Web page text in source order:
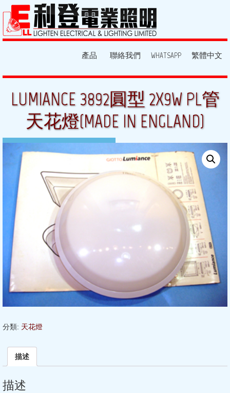
產品 聯絡我們 WHATSAPP 繁體中文
LUMIANCE 3892圓型 2X9W PL管
天花燈(MADE IN ENGLAND)
light
Posted in
分類: 天花燈
描述
描述